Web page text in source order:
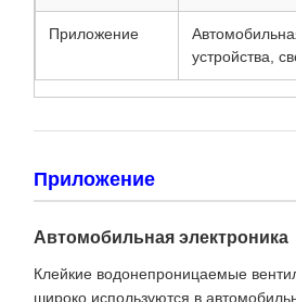
Приложение
устройства,
Приложение
Автомобильная электроника
Клейкие водонепроницаемые
широко используются в